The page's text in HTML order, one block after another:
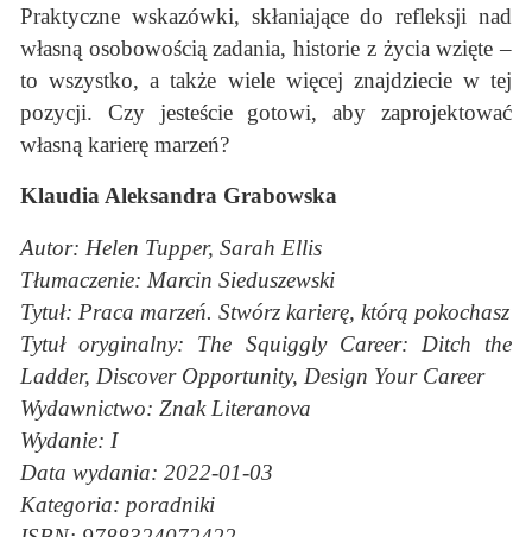
Praktyczne wskazówki, skłaniające do refleksji nad
własną osobowością zadania, historie z życia wzięte –
to wszystko, a także wiele więcej znajdziecie w tej
pozycji. Czy jesteście gotowi, aby zaprojektować
własną karierę marzeń?
Klaudia Aleksandra Grabowska
Autor: Helen Tupper, Sarah Ellis
Tłumaczenie: Marcin Sieduszewski
Tytuł: Praca marzeń. Stwórz karierę, którą pokochasz
Tytuł oryginalny: The Squiggly Career: Ditch the
Ladder, Discover Opportunity, Design Your Career
Wydawnictwo: Znak Literanova
Wydanie: I
Data wydania: 2022-01-03
Kategoria: poradniki